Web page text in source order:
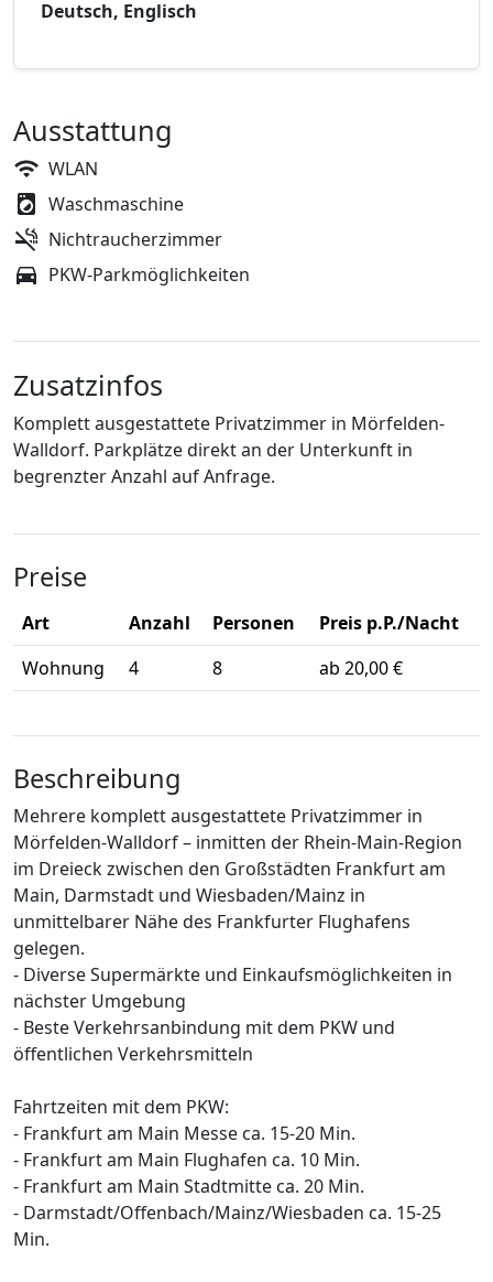
Deutsch, Englisch
Ausstattung
WLAN
Waschmaschine
Nichtraucherzimmer
PKW-Parkmöglichkeiten
Zusatzinfos
Komplett ausgestattete Privatzimmer in Mörfelden-
Walldorf. Parkplätze direkt an der Unterkunft in
begrenzter Anzahl auf Anfrage.
Preise
Art Anzahl Personen
Preis p.P./Nacht
Wohnung
4 8 ab 20,00 €
Beschreibung
Mehrere komplett ausgestattete Privatzimmer in
Mörfelden-Walldorf – inmitten der Rhein-Main-Region
im Dreieck zwischen den Großstädten Frankfurt am
Main, Darmstadt und Wiesbaden/Mainz in
unmittelbarer Nähe des Frankfurter Flughafens
gelegen.
- Diverse Supermärkte und Einkaufsmöglichkeiten in
nächster Umgebung
- Beste Verkehrsanbindung mit dem PKW und
öffentlichen Verkehrsmitteln
Fahrtzeiten mit dem PKW:
- Frankfurt am Main Messe ca. 15-20 Min.
- Frankfurt am Main Flughafen ca. 10 Min.
- Frankfurt am Main Stadtmitte ca. 20 Min.
- Darmstadt/Offenbach/Mainz/Wiesbaden ca. 15-25
Min.